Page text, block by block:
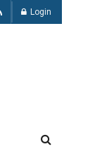
Login